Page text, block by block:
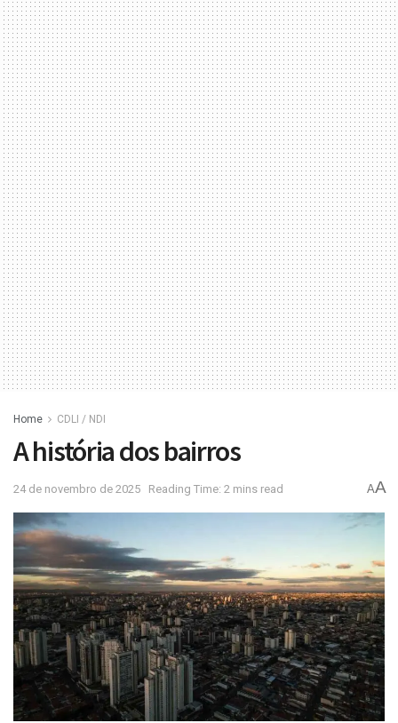
Home CDLI / NDI
A história dos bairros
24 de novembro de 2025 Reading Time: 2 mins read AA